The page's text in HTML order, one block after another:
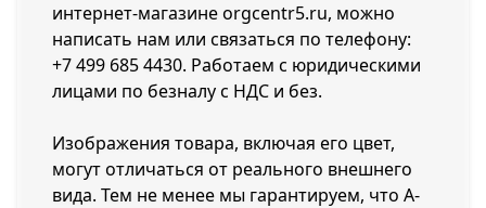
интернет-магазине orgcentr5.ru, можно
написать нам или связаться по телефону:
+7 499 685 4430. Работаем с юридическими
лицами по безналу с НДС и без.
Изображения товара, включая его цвет,
могут отличаться от реального внешнего
вида. Тем не менее мы гарантируем, что A-